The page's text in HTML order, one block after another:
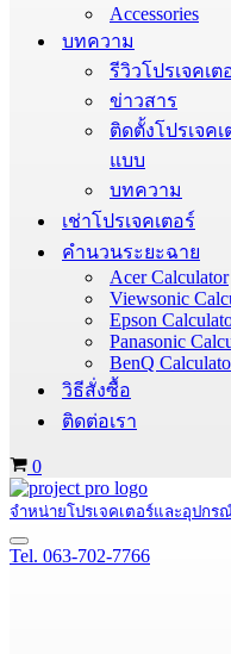
Accessories
บทความ
รีวิวโปรเจคเต
ข่าวสาร
ติดตั้งโปรเจค
แบบ
บทความ
เช่าโปรเจคเตอร์
คำนวนระยะฉาย
Acer Calculator
Viewsonic
Epson
Panasonic
BenQ
วิธีสั่งซื้อ
ติดต่อเรา
Cart
0
จำหน่ายโปรเจคเตอร์และอุปกร
Navigation
Menu
Tel. 063-702-7766